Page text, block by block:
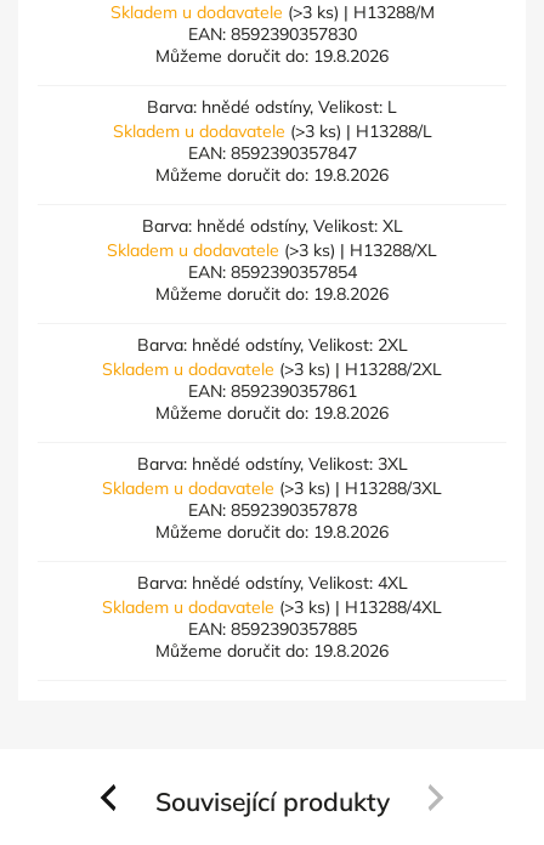
Skladem u dodavatele (>3 ks) | H13288/M
EAN: 8592390357830
Můžeme doručit do: 19.8.2026
Barva: hnědé odstíny, Velikost: L
Skladem u dodavatele (>3 ks) | H13288/L
EAN: 8592390357847
Můžeme doručit do: 19.8.2026
Barva: hnědé odstíny, Velikost: XL
Skladem u dodavatele (>3 ks) | H13288/XL
EAN: 8592390357854
Můžeme doručit do: 19.8.2026
Barva: hnědé odstíny, Velikost: 2XL
Skladem u dodavatele (>3 ks) | H13288/2XL
EAN: 8592390357861
Můžeme doručit do: 19.8.2026
Barva: hnědé odstíny, Velikost: 3XL
Skladem u dodavatele (>3 ks) | H13288/3XL
EAN: 8592390357878
Můžeme doručit do: 19.8.2026
Barva: hnědé odstíny, Velikost: 4XL
Skladem u dodavatele (>3 ks) | H13288/4XL
EAN: 8592390357885
Můžeme doručit do: 19.8.2026
Související produkty
Previous Next